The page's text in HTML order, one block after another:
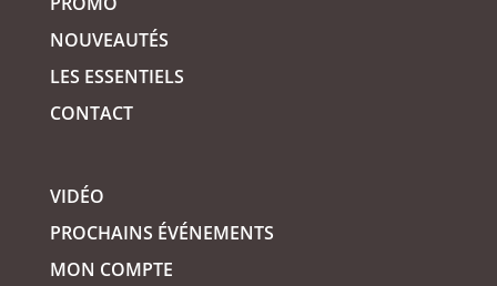
NOUVEAUTÉS
LES ESSENTIELS
CONTACT
VIDÉO
PROCHAINS ÉVÉNEMENTS
MON COMPTE